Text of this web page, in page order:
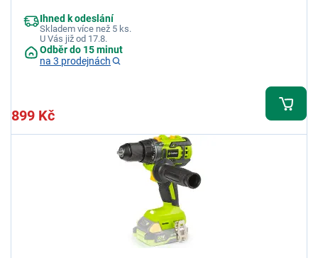
Ihned k odeslání
Skladem více než 5 ks.
U Vás již od 17.8.
Odběr do 15 minut
na 3 prodejnách
899 Kč